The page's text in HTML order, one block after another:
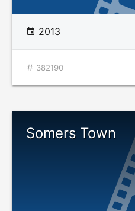
2013
382190
Somers Town